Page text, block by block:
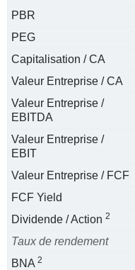
PBR
PEG
Capitalisation / CA
Valeur Entreprise / CA
Valeur Entreprise /
EBITDA
Valeur Entreprise /
EBIT
Valeur Entreprise / FCF
FCF Yield
Dividende / Action 2
Taux de rendement
BNA 2